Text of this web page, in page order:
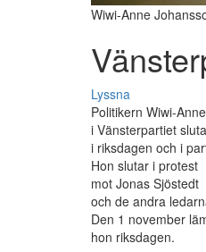
Wiwi-Anne
Lyssna
Politikern Wiwi-
i Vänsterpartiet
i riksdagen och i
Hon slutar i protest
mot Jonas Sjöstedt
och de andra
Den 1 november
hon riksdagen.